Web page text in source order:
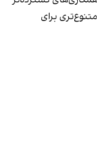
برای